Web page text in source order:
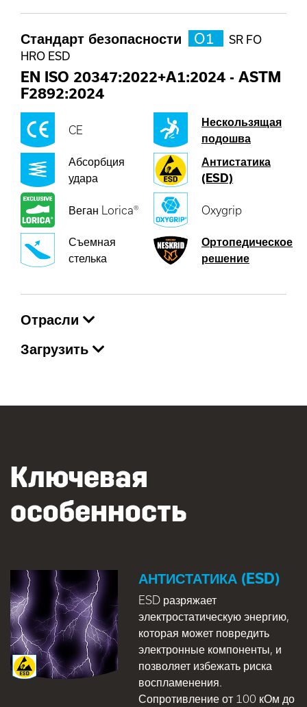
Стандарт безопасности O1
SR FO
HRO ESD
EN ISO 20347:2022+A1:2024 - ASTM
F2892:2024
CE
Нескользящая
подошва
Абсорбция
удара
Антистатика
(ESD)
Веган Lorica® Oxygrip
Съемная
стелька
Ортопедическое
решение
Отрасли
Загрузить
Ключевая
особенность
АНТИСТАТИКА (ESD)
ESD разряжает
электростатическую энергию,
которая может повредить
электронные компоненты, и
позволяет избежать риска
воспламенения.
Сопротивление от 100 кОм до